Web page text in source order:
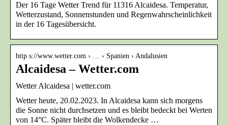
Der 16 Tage Wetter Trend für 11316 Alcaidesa. Temperatur,
Wetterzustand, Sonnenstunden und Regenwahrscheinlichkeit
in der 16 Tagesübersicht.
http s://www.wetter.com › … › Spanien › Andalusien
Alcaidesa – Wetter.com
Wetter Alcaidesa | wetter.com
Wetter heute, 20.02.2023. In Alcaidesa kann sich morgens
die Sonne nicht durchsetzen und es bleibt bedeckt bei Werten
von 14°C. Später bleibt die Wolkendecke …